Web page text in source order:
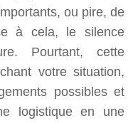
ou pire, de
à cela, le silence
Pourtant, cette
votre situation,
possibles et
logistique en une